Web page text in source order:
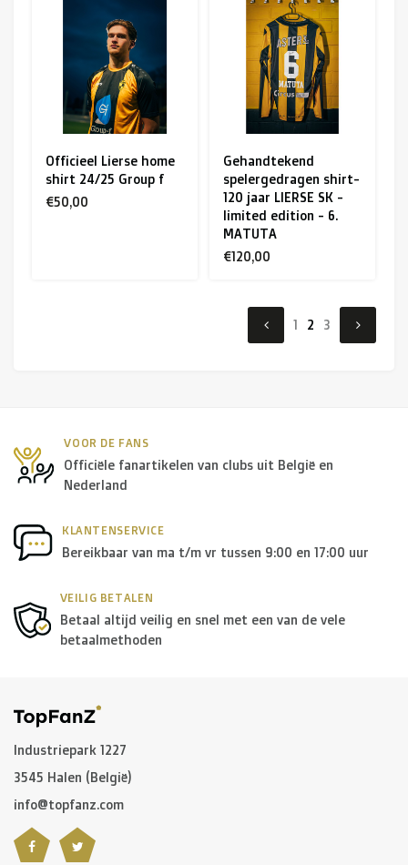
Officieel Lierse home
shirt 24/25 Group f
€50,00
Gehandtekend
spelergedragen shirt-
120 jaar LIERSE SK -
limited edition - 6.
MATUTA
€120,00
1 2 3
VOOR DE FANS
Officiële fanartikelen van clubs uit België en
Nederland
KLANTENSERVICE
Bereikbaar van ma t/m vr tussen 9:00 en 17:00 uur
VEILIG BETALEN
Betaal altijd veilig en snel met een van de vele
betaalmethoden
Industriepark 1227
3545 Halen (België)
info@topfanz.com